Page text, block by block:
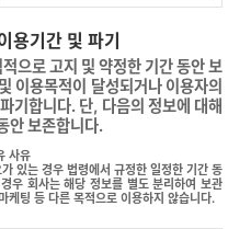
용기간 및 파기
으로 고지 및 약정한 기간 동안 보
이용목적이 달성되거나 이용자의
기합니다. 단, 다음의 정보에 대해
안 보존합니다.
사유
있는 경우 법령에서 규정한 일정한 기간 동
우 회사는 해당 정보를 별도 분리하여 보관
케팅 등 다른 목적으로 이용하지 않습니다.